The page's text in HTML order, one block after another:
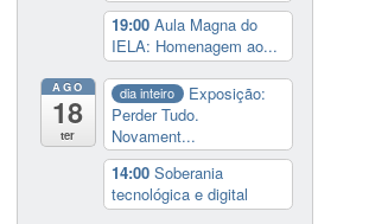
19:00 Aula Magna do
IELA: Homenagem ao...
AGO
18
ter
dia inteiro
Exposição:
Perder Tudo.
Novament...
14:00 Soberania
tecnológica e digital